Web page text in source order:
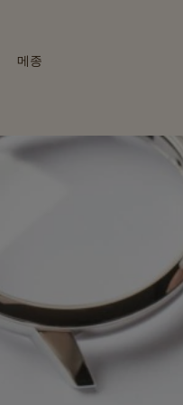
메종